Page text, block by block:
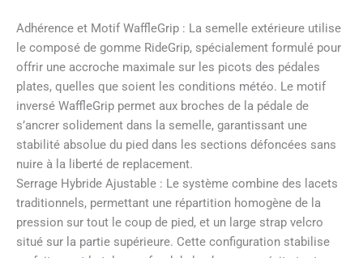
Adhérence et Motif WaffleGrip : La semelle extérieure utilise
le composé de gomme RideGrip, spécialement formulé pour
offrir une accroche maximale sur les picots des pédales
plates, quelles que soient les conditions météo. Le motif
inversé WaffleGrip permet aux broches de la pédale de
s’ancrer solidement dans la semelle, garantissant une
stabilité absolue du pied dans les sections défoncées sans
nuire à la liberté de replacement.
Serrage Hybride Ajustable : Le système combine des lacets
traditionnels, permettant une répartition homogène de la
pression sur tout le coup de pied, et un large strap velcro
situé sur la partie supérieure. Cette configuration stabilise